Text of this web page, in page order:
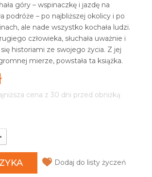
góry – wspinaczkę i jazdę na
podróże – po najbliższej okolicy i po
ale nade wszystko kochała ludzi.
człowieka, słuchała uważnie i
historiami ze swojego życia. Z jej
mierze, powstała ta książka.
cena z 30 dni przed obniżką
Dodaj do listy życzeń